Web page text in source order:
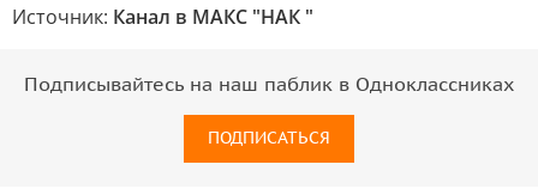
Источник: Канал в МАКС "НАК "
Подписывайтесь на наш паблик в Одноклассниках
ПОДПИСАТЬСЯ